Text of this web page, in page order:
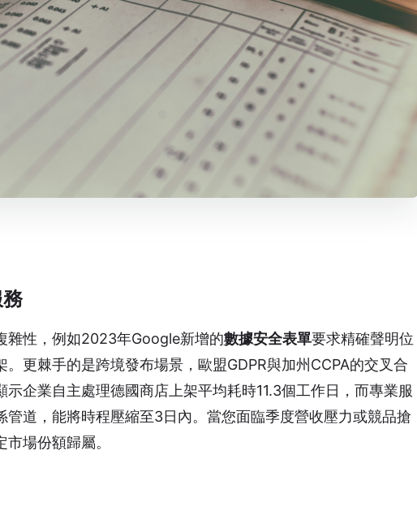
雜性，例如2023年Google新增的數據安全表單要求精確聲明位
更棘手的是跨境發布場景，歐盟GDPR與加州CCPA的交叉合
企業自主處理德國商店上架平均耗時11.3個工作日，而專業服
管道，能將時程壓縮至3日內。當您面臨季度營收壓力或競品搶
場份額歸屬。